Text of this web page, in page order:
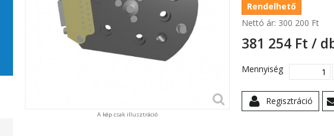
A kép csak illusztráció
Rendelhető
Nettó ár: 300 200 Ft‎
381 254 Ft‎ /
Mennyiség
Regisztráció